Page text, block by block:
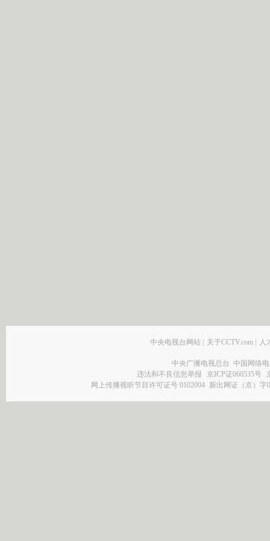
中央电视台网站 | 关于CCTV.com | 人
中央广播电视总台 中国网络
违法和不良信息举报
京ICP证060535号
网上传播视听节目许可证号 0102004 新出网证（京）